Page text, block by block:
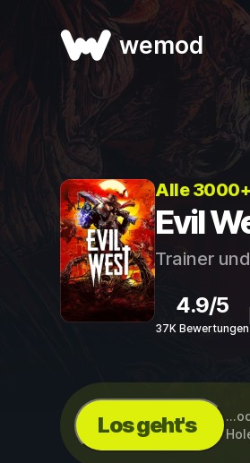
wemod
Alle
Evil
Trainer
4.9/5
37K Bewertungen
Los geht's